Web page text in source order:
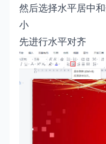
然后选择水平居中
小
先进行水平对齐